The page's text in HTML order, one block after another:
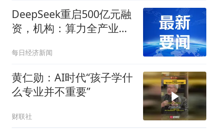
DeepSeek重启500亿元融
资，机构：算力全产业链
每日经济新闻
黄仁勋：AI时代“孩子学什
么专业并不重要”
财联社